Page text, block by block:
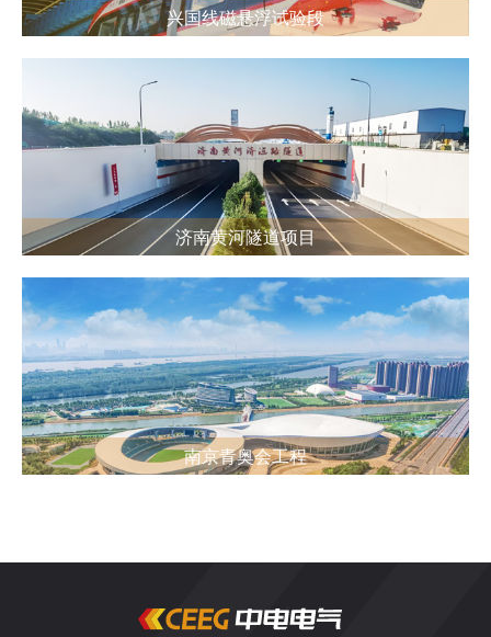
兴国线磁悬浮试验段
济南黄河隧道项目
南京青奥会工程